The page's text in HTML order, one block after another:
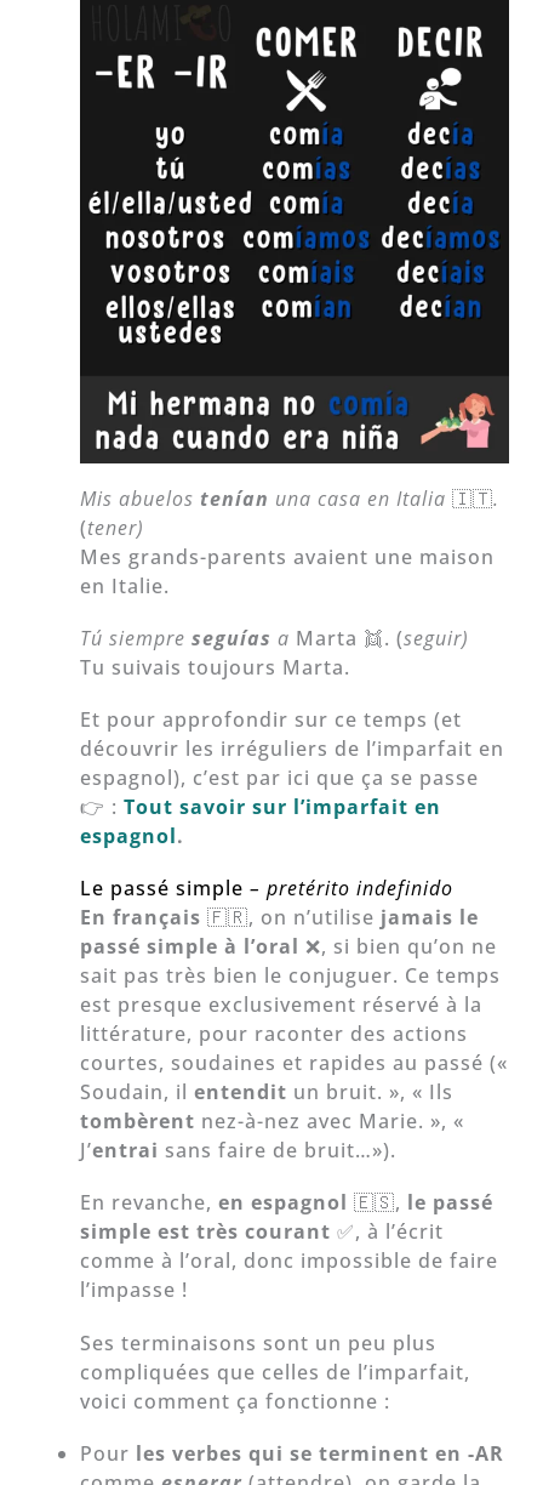
Mis abuelos tenían una casa en Italia🇮🇹.
(tener)
Mes grands-parents avaient une maison
en Italie.
Tú siempreseguíasa Marta 👯. (seguir)
Tu suivais toujours Marta.
Et pour approfondir sur ce temps (et
découvrir les irréguliers de l’imparfait en
espagnol), c’est par ici que ça se passe
👉 :Tout savoir sur l’imparfait en
espagnol.
Le passé simple– pretérito indefinido
En français 🇫🇷, on n’utilise jamais le
passé simple à l’oral ❌, si bien qu’on ne
sait pas très bien le conjuguer. Ce temps
est presque exclusivement réservé à la
littérature, pour raconter des actions
courtes, soudaines et rapides au passé («
Soudain, ilentendit un bruit. », « Ils
tombèrent nez-à-nez avec Marie. », «
J’entrai sans faire de bruit…»).
En revanche,en espagnol🇪🇸, le passé
simple est très courant✅, à l’écrit
comme à l’oral, donc impossible de faire
l’impasse !
Ses terminaisons sont un peu plus
compliquées que celles de l’imparfait,
voici comment ça fonctionne :
Pour les verbes qui se terminent en -AR